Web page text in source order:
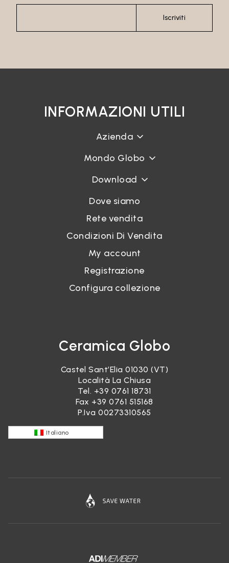
Iscriviti
INFORMAZIONI UTILI
Azienda
Mondo Globo
Download
Dove siamo
Rete vendita
Condizioni Di Vendita
My account
Registrazione
Configura collezione
Ceramica Globo
Castel Sant’Elia 01030 (VT)
Località La Chiusa
Tel. +39 0761 18731
Fax +39 0761 515168
P.Iva 00273310565
Italiano